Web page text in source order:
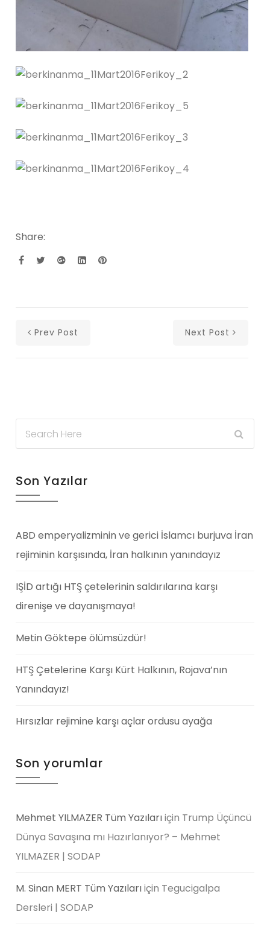
Share:
Prev Post Next Post
Son Yazılar
ABD emperyalizminin ve gerici İslamcı burjuva İran
rejiminin karşısında, İran halkının yanındayız
IŞİD artığı HTŞ çetelerinin saldırılarına karşı
direnişe ve dayanışmaya!
Metin Göktepe ölümsüzdür!
HTŞ Çetelerine Karşı Kürt Halkının, Rojava’nın
Yanındayız!
Hırsızlar rejimine karşı açlar ordusu ayağa
Son yorumlar
Mehmet YILMAZER Tüm Yazılarıiçin Trump Üçüncü
Dünya Savaşına mı Hazırlanıyor? – Mehmet
YILMAZER | SODAP
M. Sinan MERT Tüm Yazılarıiçin Tegucigalpa
Dersleri | SODAP